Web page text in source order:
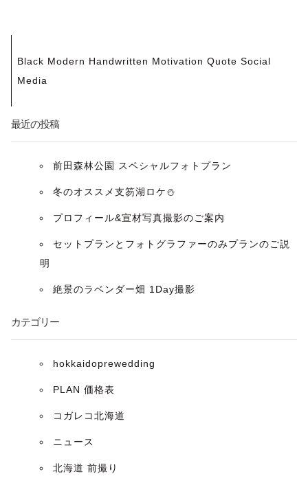
稿
ナ
ビ
Black Modern Handwritten Motivation Quote Social
Media
最近の投稿
前田森林公園 スペシャルフォトプラン
冬のオススメ支笏湖ロケ⛄️
プロフィール&宣材写真撮影のご案内
セットプランとフォトグラファーのみプランのご説
明
絶景のラベンダー畑 1Day撮影
カテゴリー
hokkaidoprewedding
PLAN 価格表
コガレコ北海道
ニュース
北海道 前撮り